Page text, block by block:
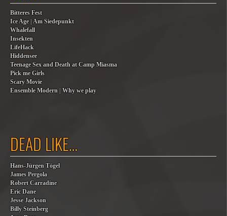
Bitteres Fest
Ice Age | Am Siedepunkt
Whalefall
Insekten
LifeHack
Hiddensee
Teenage Sex and Death at Camp Miasma
Pick me Girls
Scary Movie
Ensemble Modern | Why we play
DEAD LIKE…
Hans-Jürgen Tögel
James Pergola
Robert Carradine
Eric Dane
Jesse Jackson
Billy Steinberg